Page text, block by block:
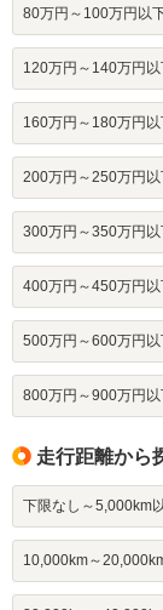
80万円～100万円以
120万円～140万円
160万円～180万円
200万円～250万円以
300万円～350万円以
400万円～450万円以
500万円～600万円以
800万円～900万円以
走行距離から
下限なし～5,000km
10,000km～